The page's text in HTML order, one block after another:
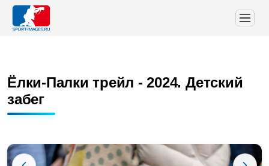
Ёлки-Палки трейл - 2024. Детский
забег